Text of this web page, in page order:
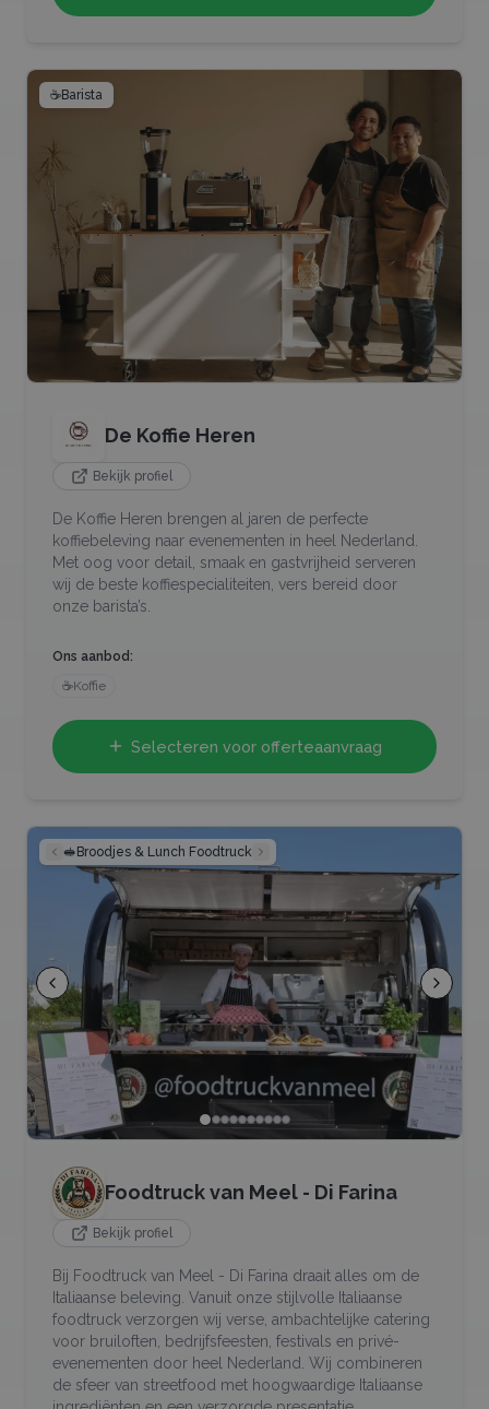
☕Barista
De Koffie Heren
Bekijk profiel
De Koffie Heren brengen al jaren de perfecte
koffiebeleving naar evenementen in heel Nederland.
Met oog voor detail, smaak en gastvrijheid serveren
wij de beste koffiespecialiteiten, vers bereid door
onze barista’s.
Ons aanbod:
☕Koffie
Selecteren voor offerteaanvraag
🥪Broodjes & Lunch Foodtruck
Foodtruck van Meel - Di Farina
Bekijk profiel
Bij Foodtruck van Meel - Di Farina draait alles om de
Italiaanse beleving. Vanuit onze stijlvolle Italiaanse
foodtruck verzorgen wij verse, ambachtelijke catering
voor bruiloften, bedrijfsfeesten, festivals en privé-
evenementen door heel Nederland. Wij combineren
de sfeer van streetfood met hoogwaardige Italiaanse